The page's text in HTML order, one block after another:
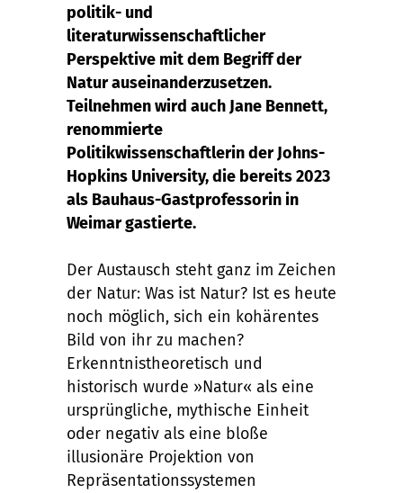
politik- und
literaturwissenschaftlicher
Perspektive mit dem Begriff der
Natur auseinanderzusetzen.
Teilnehmen wird auch Jane Bennett,
renommierte
Politikwissenschaftlerin der Johns-
Hopkins University, die bereits 2023
als Bauhaus-Gastprofessorin in
Weimar gastierte.
Der Austausch steht ganz im Zeichen
der Natur: Was ist Natur? Ist es heute
noch möglich, sich ein kohärentes
Bild von ihr zu machen?
Erkenntnistheoretisch und
historisch wurde »Natur« als eine
ursprüngliche, mythische Einheit
oder negativ als eine bloße
illusionäre Projektion von
Repräsentationssystemen